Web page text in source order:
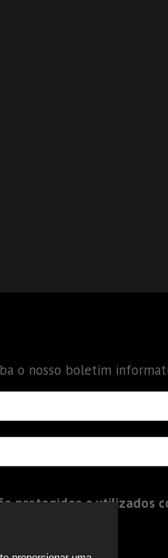
o nosso boletim
protegidos e utilizados